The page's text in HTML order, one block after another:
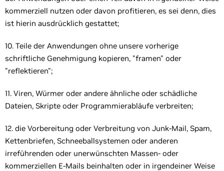
kommerziell nutzen oder davon profitieren, es sei denn, dies
ist hierin ausdrücklich gestattet;
10. Teile der Anwendungen ohne unsere vorherige
schriftliche Genehmigung kopieren, "framen" oder
"reflektieren";
11. Viren, Würmer oder andere ähnliche oder schädliche
Dateien, Skripte oder Programmierabläufe verbreiten;
12. die Vorbereitung oder Verbreitung von Junk-Mail, Spam,
Kettenbriefen, Schneeballsystemen oder anderen
irreführenden oder unerwünschten Massen- oder
kommerziellen E-Mails beinhalten oder in irgendeiner Weise